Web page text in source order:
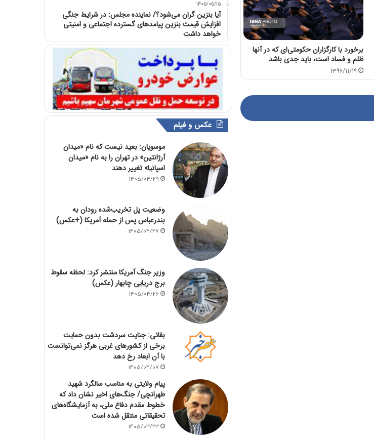
برخورد با کارگزاران حکومتی‌ای که در آنها
ظلم و فساد است، باید جدی باشد
1396/11/19
1405/05/15
آیا بنزین گران می‌شود؟/ نماینده مجلس: در شرایط جنگی
افزایش قیمت بنزین پیامدهای گسترده اجتماعی و امنیتی
خواهد داشت
عکس و فیلم
موسویان: بعید نیست که نام «میدان
آرژانتین» در تهران را به نام «میدان
اسپانیا» تغییر دهند
1405/04/29
وضعیت پل تخریب‌شده رودان به
بندرعباس پس از حمله آمریکا (+عکس)
1405/04/27
وزیر جنگ آمریکا منتشر کرد: لحظه سقوط
برج دریایی چابهار (عکس)
1405/04/26
بقائی: جنایت سردشت بدون حمایت
برخی از کشورهای غربی هرگز نمی‌توانست
با آن ابعاد رخ دهد
1405/04/07
پیام ولایتی به مناسب سالگرد شهید
طهرانچی/ جنگ‌های اخیر نشان داد که
خطوط مقدم دفاع ملی، به آزمایشگاه‌های
تحقیقاتی منتقل شده است
1405/03/23